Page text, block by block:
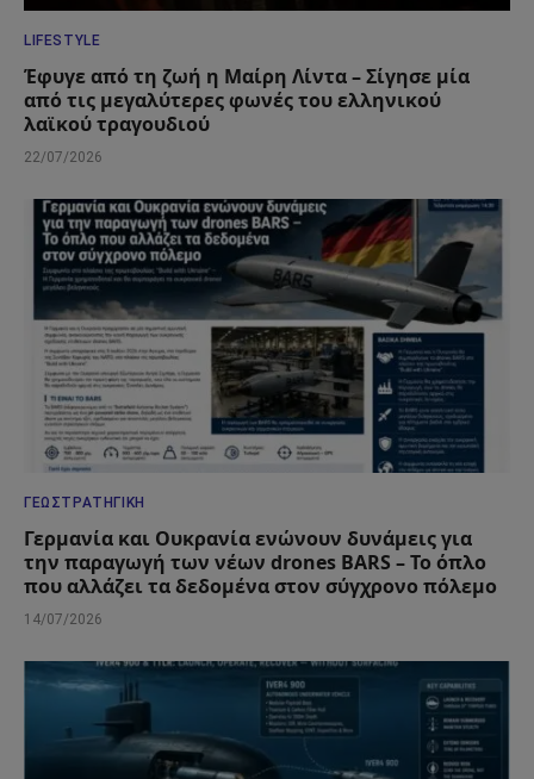
LIFESTYLE
Έφυγε από τη ζωή η Μαίρη Λίντα – Σίγησε μία
από τις μεγαλύτερες φωνές του ελληνικού
λαϊκού τραγουδιού
22/07/2026
ΓΕΩΣΤΡΑΤΗΓΙΚΉ
Γερμανία και Ουκρανία ενώνουν δυνάμεις για
την παραγωγή των νέων drones BARS – Το όπλο
που αλλάζει τα δεδομένα στον σύγχρονο πόλεμο
14/07/2026